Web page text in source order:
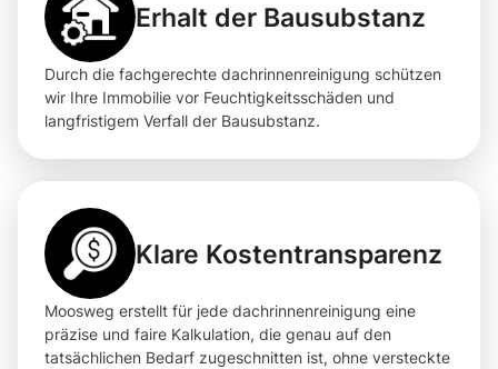
Erhalt der Bausubstanz
Durch die fachgerechte dachrinnenreinigung schützen
wir Ihre Immobilie vor Feuchtigkeitsschäden und
langfristigem Verfall der Bausubstanz.
Klare Kostentransparenz
Moosweg erstellt für jede dachrinnenreinigung eine
präzise und faire Kalkulation, die genau auf den
tatsächlichen Bedarf zugeschnitten ist, ohne versteckte